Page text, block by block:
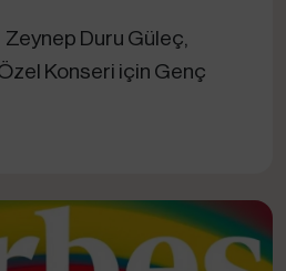
Zeynep Duru Güleç,
Özel Konseri için Genç